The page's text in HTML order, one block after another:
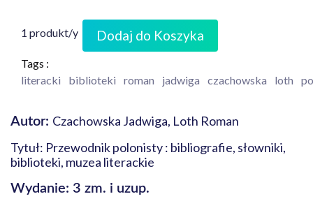
1 produkt/y Dodaj do Koszyka
Tags :
literacki
biblioteki roman jadwiga czachowska loth
Autor: Czachowska Jadwiga, Loth Roman
Tytuł: Przewodnik polonisty : bibliografie, słowniki,
biblioteki, muzea literackie
Wydanie: 3 zm. i uzup.